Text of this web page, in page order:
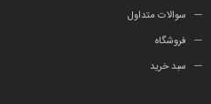
سوالات متداول
فروشگاه
سبد خرید